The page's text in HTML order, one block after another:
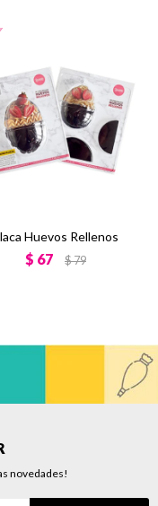
Huevos Rellenos
$ 67 $79
novedades!